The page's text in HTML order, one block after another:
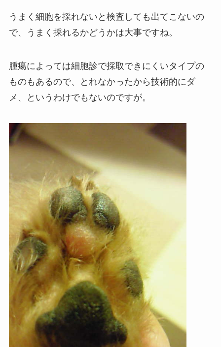
うまく細胞を採れないと検査しても出てこないの
で、うまく採れるかどうかは大事ですね。
腫瘍によっては細胞診で採取できにくいタイプの
ものもあるので、とれなかったから技術的にダ
メ、というわけでもないのですが。